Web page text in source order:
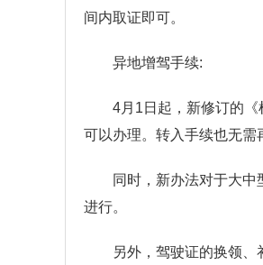
间内取证即可。
异地增驾手续:
4月1日起，新修订的
可以办理。转入手续也无需
同时，新办法对于大
进行。
另外，驾驶证的换领